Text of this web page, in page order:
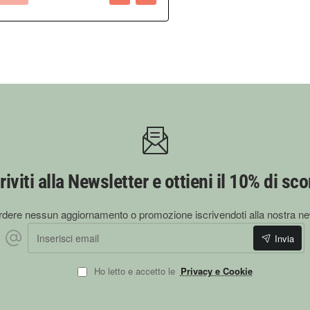
alla Newsletter e ottieni il 10% di
nessun aggiornamento o promozione iscrivendoti alla nostra
Inserisci email
Invia
Ho letto e accetto le Privacy e Cookie